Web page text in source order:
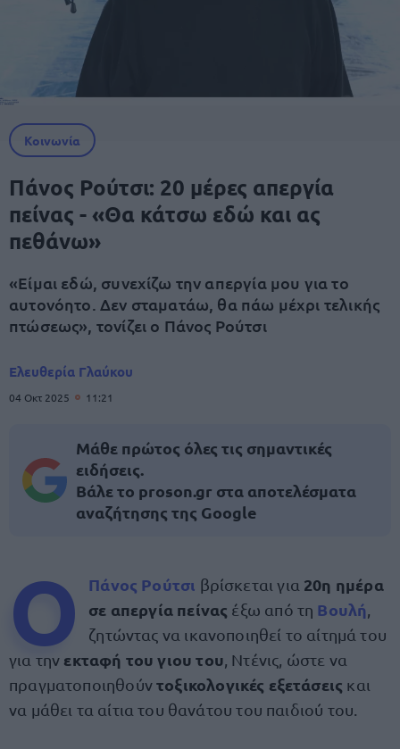
Κοινωνία
Πάνος Ρούτσι: 20 μέρες απεργία
πείνας - «Θα κάτσω εδώ και ας
πεθάνω»
«Είμαι εδώ, συνεχίζω την απεργία μου για το
αυτονόητο. Δεν σταματάω, θα πάω μέχρι τελικής
πτώσεως», τονίζει ο Πάνος Ρούτσι
Ελευθερία Γλαύκου
04 Οκτ 2025 11:21
Μάθε πρώτος όλες τις σημαντικές
ειδήσεις.
Βάλε το proson.gr στα αποτελέσματα
αναζήτησης της Google
Ο Πάνος Ρούτσι βρίσκεται για 20η ημέρα
σε απεργία πείνας έξω από τη Βουλή
ζητώντας να ικανοποιηθεί το αίτημά του
για την εκταφή του γιου του , Ντένις, ώστε να
πραγματοποιηθούντοξικολογικές εξετάσεις και
να μάθει τα αίτια του θανάτου του παιδιού του.